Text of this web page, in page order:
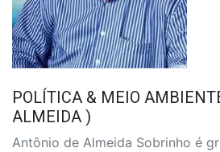
POLÍTICA & MEIO
ALMEIDA )
Antônio de Almeida Sobrinho é